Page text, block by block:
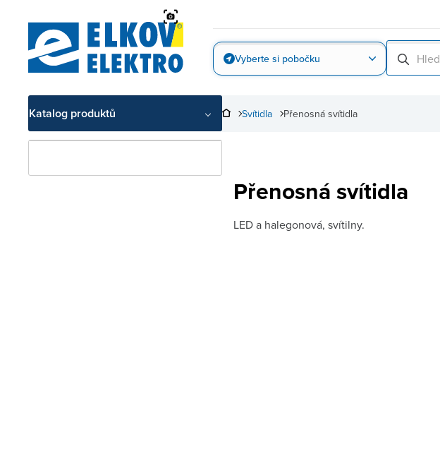
Vyberte si pobočku
Katalog produktů Přenosná svítidla
Svítidla
Přenosná svítidla
LED a halegonová, svítilny.